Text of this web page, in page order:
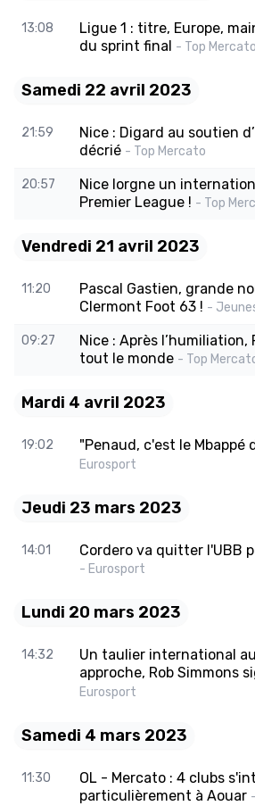
13:08
Ligue 1 : titre, Europe,
du sprint final - Top Mercato
Samedi 22 avril 2023
21:59
Nice : Digard au soutien
décrié - Top Mercato
20:57
Nice lorgne un
Premier League ! - Top
Vendredi 21 avril 2023
11:20
Pascal Gastien, grande
Clermont Foot 63 ! -
09:27
Nice : Après l’humiliation,
tout le monde - Top
Mardi 4 avril 2023
19:02 "Penaud, c'est le Mbappé
Eurosport
Jeudi 23 mars 2023
14:01 Cordero va quitter l'UBB
- Eurosport
Lundi 20 mars 2023
14:32
Un taulier international
approche, Rob Simmons
Eurosport
Samedi 4 mars 2023
11:30
OL - Mercato : 4 clubs
particulièrement à Aouar